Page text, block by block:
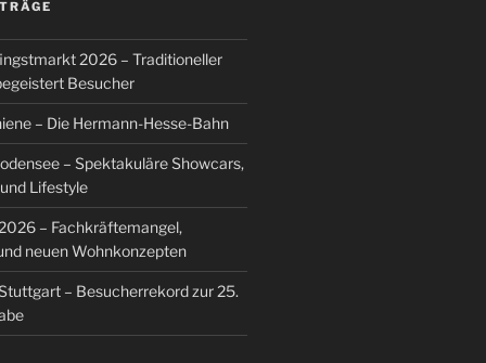
2026 – Traditioneller
Besucher
– Die Hermann-Hesse-Bahn
– Spektakuläre Showcars,
Lifestyle
– Fachkräftemangel,
neuen Wohnkonzepten
– Besucherrekord zur 25.